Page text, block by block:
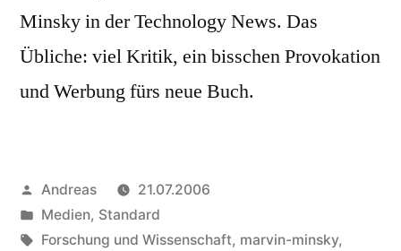
Minsky in der Technology News. Das
Übliche: viel Kritik, ein bisschen Provokation
und Werbung fürs neue Buch.
Veröffentlicht
von
Andreas
21.07.2006
Veröffentlicht
in
Medien, Standard
Schlagwörter:
Forschung und Wissenschaft, marvin-minsky,